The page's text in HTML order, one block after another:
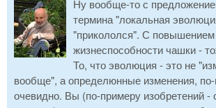
Ну вообще-то с
термина "локальная
"прикололся". С повышением
жизнеспособности чашки -
То, что эволюция - это не
вообще", а определюнные изменения,
очевидно. Вы (по-примеру изобретений